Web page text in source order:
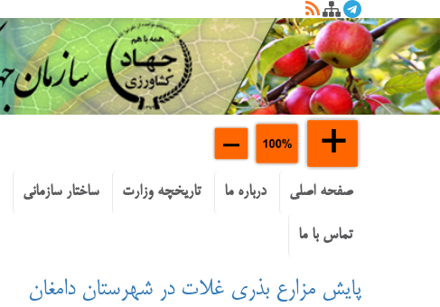
صفحه اصلی درباره ما تاریخچه وزارت ساختار سازمانی
تماس با ما
پایش مزارع بذری غلات در شهرستان دامغان